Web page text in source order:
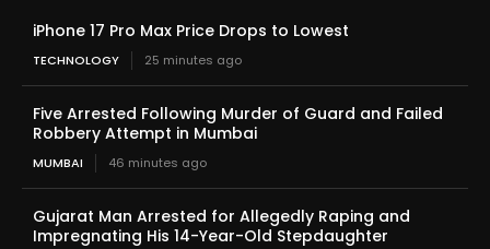
iPhone 17 Pro Max Price Drops to Lowest
TECHNOLOGY 25 minutes ago
Five Arrested Following Murder of Guard and Failed
Robbery Attempt in Mumbai
MUMBAI 46 minutes ago
Gujarat Man Arrested for Allegedly Raping and
Impregnating His 14-Year-Old Stepdaughter